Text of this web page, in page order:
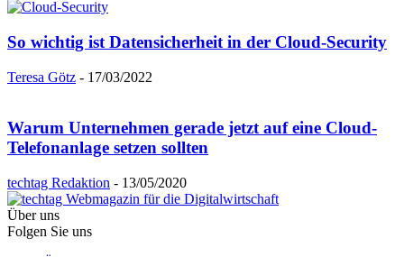
So wichtig ist Datensicherheit in der Cloud-Security
Teresa Götz - 17/03/2022
Warum Unternehmen gerade jetzt auf eine Cloud-
Telefonanlage setzen sollten
techtag Redaktion - 13/05/2020
Über uns
Folgen Sie uns